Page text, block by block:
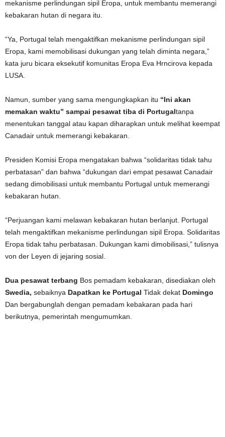
mekanisme perlindungan sipil Eropa, untuk membantu memerangi
kebakaran hutan di negara itu.
“Ya, Portugal telah mengaktifkan mekanisme perlindungan sipil
Eropa, kami memobilisasi dukungan yang telah diminta negara,”
kata juru bicara eksekutif komunitas Eropa Eva Hrncirova kepada
LUSA.
Namun, sumber yang sama mengungkapkan itu “Ini akan
memakan waktu” sampai pesawat tiba di Portugaltanpa
menentukan tanggal atau kapan diharapkan untuk melihat keempat
Canadair untuk memerangi kebakaran.
Presiden Komisi Eropa mengatakan bahwa “solidaritas tidak tahu
perbatasan” dan bahwa “dukungan dari empat pesawat Canadair
sedang dimobilisasi untuk membantu Portugal untuk memerangi
kebakaran hutan.
“Perjuangan kami melawan kebakaran hutan berlanjut. Portugal
telah mengaktifkan mekanisme perlindungan sipil Eropa. Solidaritas
Eropa tidak tahu perbatasan. Dukungan kami dimobilisasi,” tulisnya
von der Leyen di jejaring sosial.
Dua pesawat terbang Bos pemadam kebakaran, disediakan oleh
Swedia, sebaiknya Dapatkan ke Portugal Tidak dekat Domingo
Dan bergabunglah dengan pemadam kebakaran pada hari
berikutnya, pemerintah mengumumkan.